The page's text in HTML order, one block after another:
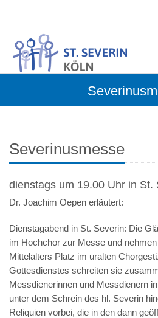
Severinusmesse
dienstags um 19.00 Uhr in St.
Dr. Joachim Oepen erläutert:
Dienstagabend in St. Severin: Die
im Hochchor zur Messe und
Mittelalters Platz im uralten
Gottesdienstes schreiten sie
Messdienerinnen und Messdienern
unter dem Schrein des hl. Severin
Reliquien vorbei, die in den dann